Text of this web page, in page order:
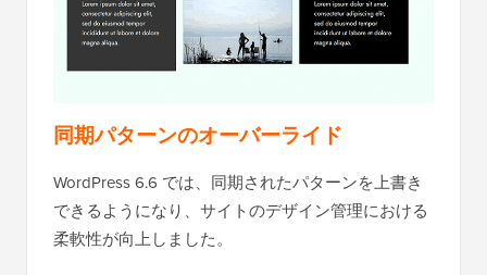
同期パターンのオーバーライド
WordPress 6.6 では、同期されたパターンを上書き
できるようになり、サイトのデザイン管理における
柔軟性が向上しました。